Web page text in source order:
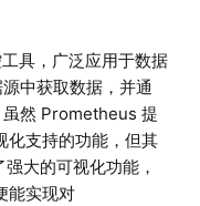
#
# 需要修改
# 需要修改
具，广泛应用于数据
中获取数据，并通
然 Prometheus 提
化支持的功能，但其
大的可视化功能，
能实现对